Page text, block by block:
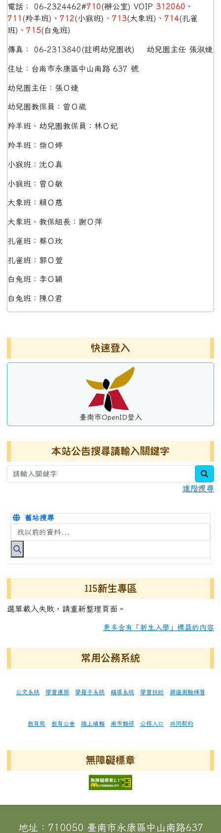
電話： 06-2324462#710(辦公室) VOIP 312060 、
711 (羚羊班)、 712(小猴班)、 713(大象班)、 714(孔雀
班)、 715(白兔班)
傳真： 06-2313840(註明幼兒園收) 幼兒園主任 張淑婕
住址：台南市永康區中山南路 637 號
幼兒園主任：張Ｏ婕
幼兒園教保員：曾Ｏ崴
羚羊班、幼兒園教保員：林Ｏ妃
羚羊班：柴Ｏ婷
小猴班：沈Ｏ真
小猴班：曾Ｏ敏
大象班：賴Ｏ慈
大象班、教保組長：謝Ｏ萍
孔雀班：蔡Ｏ玫
孔雀班：郭Ｏ萱
白兔班：李Ｏ穎
白兔班：陳Ｏ君
快速登入
臺南市OpenID登入
本站公告搜尋請輸入關鍵字
進階搜尋
舊站搜尋
搜尋台南市永康國小全球資訊網關鍵字
115新生專區
選單載入失敗，請重新整理頁面。
更多含有「新生入學」標籤的內容
常用公務系統
公文系統 學習護照 學籍子系統 輔導系統 學習扶助 篩選測驗練習
教育局 教育公告 線上填報 南市報修 公務入口 共同契約
無障礙標章
頁尾區域內容
地址：710050 臺南市永康區中山南路637